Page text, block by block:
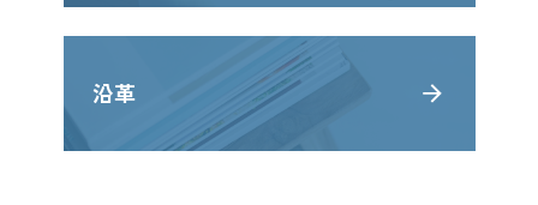
沿革